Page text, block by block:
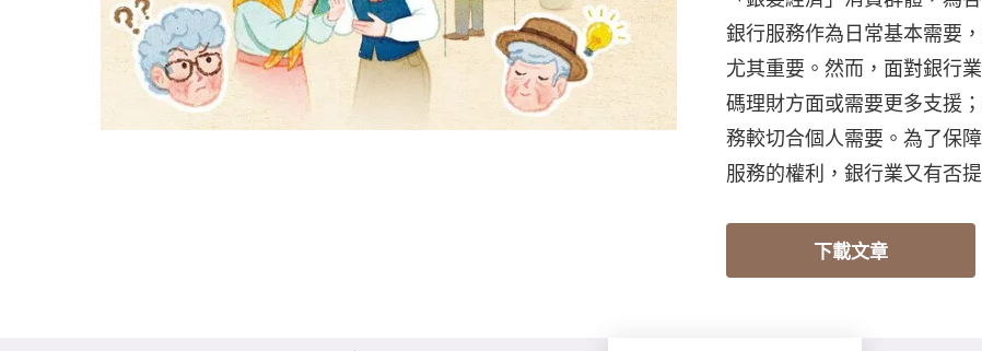
銀行服務作為日常基本需要
尤其重要。然而，面對銀行
碼理財方面或需要更多支援
務較切合個人需要。為了保
服務的權利，銀行業又有否
下載文章